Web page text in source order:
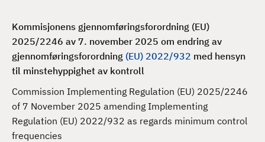
Kommisjonens gjennomføringsforordning (EU)
2025/2246 av 7. november 2025 om endring av
gjennomføringsforordning (EU) 2022/932 med hensyn
til minstehyppighet av kontroll
Commission Implementing Regulation (EU) 2025/2246
of 7 November 2025 amending Implementing
Regulation (EU) 2022/932 as regards minimum control
frequencies